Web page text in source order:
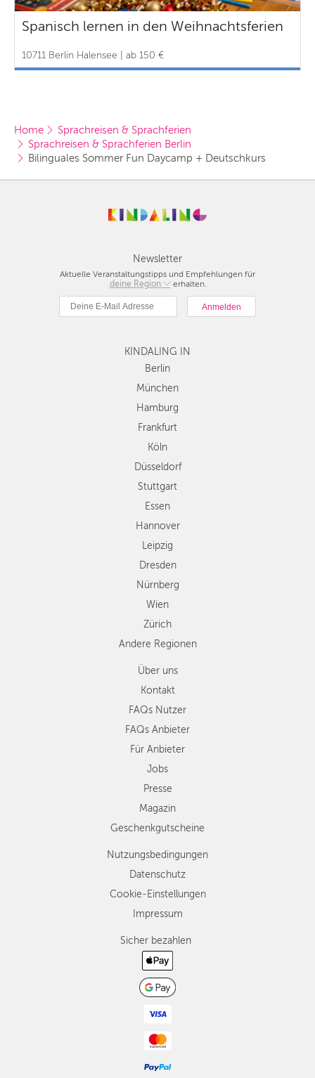
Spanisch lernen in den Weihnachtsferien
10711 Berlin Halensee | ab 150 €
Home
Sprachreisen & Sprachferien
Sprachreisen & Sprachferien Berlin
Bilinguales Sommer Fun Daycamp + Deutschkurs
Newsletter
Aktuelle Veranstaltungstipps und Empfehlungen für
deine Region
Berlin
München
Hamburg
Köln
Düsseldorf
Stuttgart
Essen
Dresden
Nürnberg
Wien
Zürich
Andere
Regionen
erhalten.
KINDALING IN
Berlin
München
Hamburg
Frankfurt
Köln
Düsseldorf
Stuttgart
Essen
Hannover
Leipzig
Dresden
Nürnberg
Wien
Zürich
Andere Regionen
Über uns
Kontakt
FAQs Nutzer
FAQs Anbieter
Für Anbieter
Jobs
Presse
Magazin
Geschenkgutscheine
Nutzungsbedingungen
Datenschutz
Cookie-Einstellungen
Impressum
Sicher bezahlen